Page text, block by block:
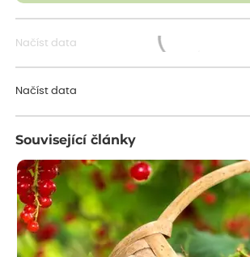
Načíst data
Načíst data
Související články